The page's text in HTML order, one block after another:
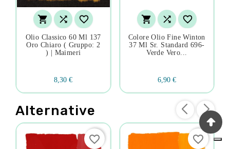
  
Olio Classico 60 Ml 137
Oro Chiaro ( Gruppo: 2
) | Maimeri
8,30 €
  
Colore Olio Fine Winton
37 Ml Sr. Standard 696-
Verde Vero...
6,90 €
Alternative
favorite_border favorite_border